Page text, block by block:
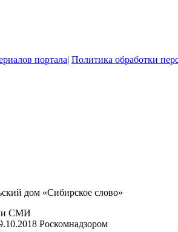
портала| Политика обработки
дом «Сибирское слово»
СМИ
Роскомнадзором